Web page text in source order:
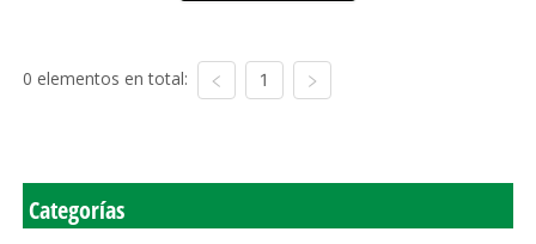
0 elementos en total: 1
Categorías